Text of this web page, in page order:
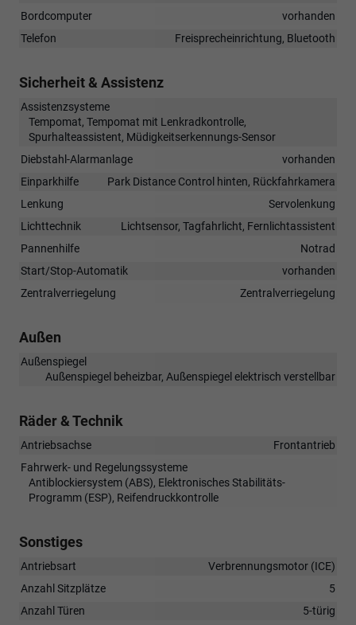
Bordcomputer
vorhanden
Telefon
Freisprecheinrichtung, Bluetooth
Sicherheit & Assistenz
Assistenzsysteme
Tempomat, Tempomat mit Lenkradkontrolle,
Spurhalteassistent, Müdigkeitserkennungs-Sensor
Diebstahl-Alarmanlage
vorhanden
Einparkhilfe
Park Distance Control hinten, Rückfahrkamera
Lenkung
Servolenkung
Lichttechnik
Lichtsensor, Tagfahrlicht, Fernlichtassistent
Pannenhilfe
Notrad
Start/Stop-Automatik
vorhanden
Zentralverriegelung
Zentralverriegelung
Außen
Außenspiegel
Außenspiegel beheizbar, Außenspiegel elektrisch verstellbar
Räder & Technik
Antriebsachse
Frontantrieb
Fahrwerk- und Regelungssysteme
Antiblockiersystem (ABS), Elektronisches Stabilitäts-
Programm (ESP), Reifendruckkontrolle
Sonstiges
Antriebsart
Verbrennungsmotor (ICE)
Anzahl Sitzplätze
5
Anzahl Türen
5-türig